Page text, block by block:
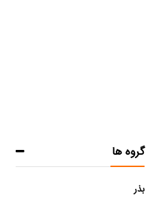
گروه ها
بذر